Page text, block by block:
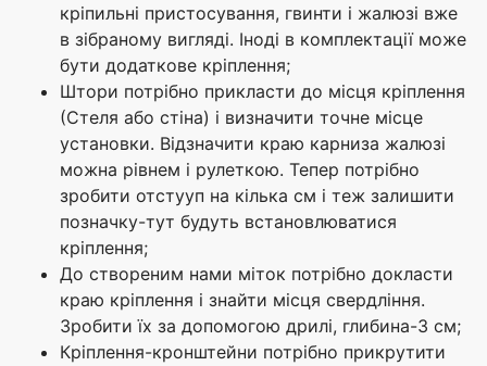
кріпильні пристосування, гвинти і жалюзі вже
в зібраному вигляді. Іноді в комплектації може
бути додаткове кріплення;
Штори потрібно прикласти до місця кріплення
(Стеля або стіна) і визначити точне місце
установки. Відзначити краю карниза жалюзі
можна рівнем і рулеткою. Тепер потрібно
зробити отстууп на кілька см і теж залишити
позначку-тут будуть встановлюватися
кріплення;
До створеним нами міток потрібно докласти
краю кріплення і знайти місця свердління.
Зробити їх за допомогою дрилі, глибина-3 см;
Кріплення-кронштейни потрібно прикрутити